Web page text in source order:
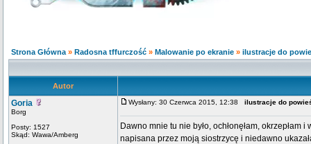
Strona Główna » Radosna tffurczość » Malowanie po ekranie » ilustracje do
Autor
Goria
Borg
Posty: 1527
Skąd: Wawa/Amberg
Wysłany: 30 Czerwca 2015, 12:38 ilustracje do
Dawno mnie tu nie było, ochłonęłam,
napisana przez moją siostrzycę i niedawno